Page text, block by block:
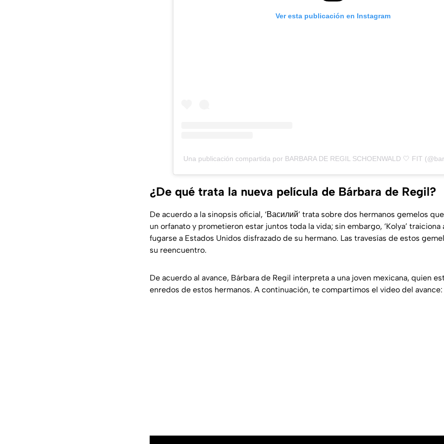
Ver esta publicación en Instagram
Una publicación compartida por BARBARA DE REGIL SCHOENWALD 🤍 FIT
¿De qué trata la nueva película de Bárbara de Regil?
De acuerdo a la sinopsis oficial, ‘Василий’ trata sobre dos hermanos gemelos
un orfanato y prometieron estar juntos toda la vida; sin embargo, ‘Kolya’ traiciona a
fugarse a Estados Unidos disfrazado de su hermano. Las travesías de estos
su reencuentro.
De acuerdo al avance, Bárbara de Regil interpreta a una joven mexicana, quien
enredos de estos hermanos. A continuación, te compartimos el video del avance: